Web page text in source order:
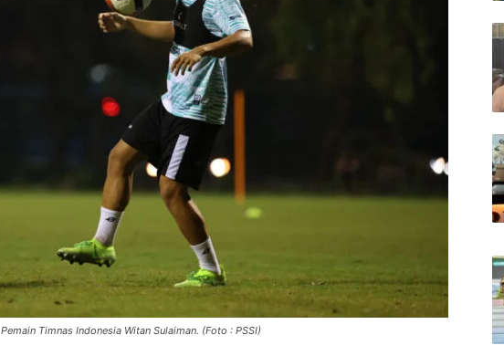
Pemain Timnas Indonesia Witan Sulaiman. (Foto : PSSI)